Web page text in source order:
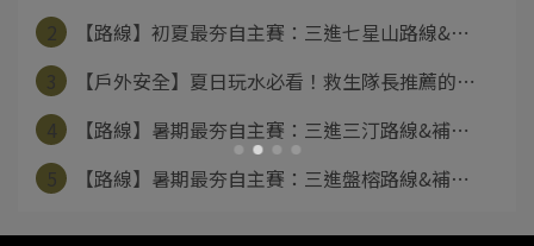
【路線】初夏最夯自主賽：三進七星山路線&⋯
【戶外安全】夏日玩水必看！救生隊長推薦的⋯
【路線】暑期最夯自主賽：三進三汀路線&補⋯
【路線】暑期最夯自主賽：三進盤榕路線&補⋯